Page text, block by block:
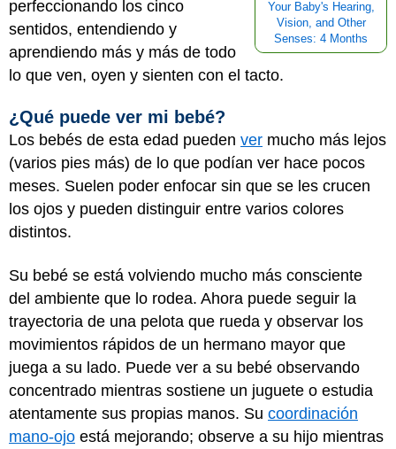
Your Baby's Hearing,
Vision, and Other
Senses: 4 Months
perfeccionando los cinco
sentidos, entendiendo y
aprendiendo más y más de todo
lo que ven, oyen y sienten con el tacto.
¿Qué puede ver mi bebé?
Los bebés de esta edad pueden ver mucho más lejos
(varios pies más) de lo que podían ver hace pocos
meses. Suelen poder enfocar sin que se les crucen
los ojos y pueden distinguir entre varios colores
distintos.
Su bebé se está volviendo mucho más consciente
del ambiente que lo rodea. Ahora puede seguir la
trayectoria de una pelota que rueda y observar los
movimientos rápidos de un hermano mayor que
juega a su lado. Puede ver a su bebé observando
concentrado mientras sostiene un juguete o estudia
atentamente sus propias manos. Su coordinación
mano-ojo está mejorando; observe a su hijo mientras